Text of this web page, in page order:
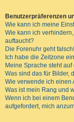
Benutzerpräferenzen
Wie kann ich meine
Wie kann ich
auftaucht?
Die Forenuhr geht falsch!
Ich habe die Zeitzone
Meine Sprache steht
Was sind das für Bilder,
Wie verwende ich einen
Was ist mein Rang und
Wenn ich bei einem
aufgefordert, mich